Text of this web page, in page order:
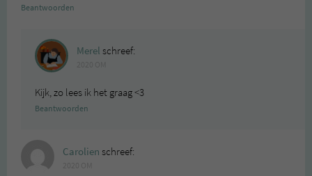
Beantwoorden
Merel schreef:
Kijk, zo lees ik het graag <3
Beantwoorden
Carolien schreef: